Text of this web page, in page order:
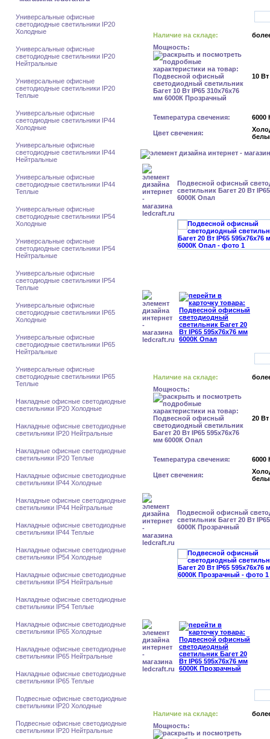
Универсальные офисные
светодиодные светильники IP20
Холодные
Универсальные офисные
светодиодные светильники IP20
Нейтральные
Универсальные офисные
светодиодные светильники IP20
Теплые
Универсальные офисные
светодиодные светильники IP44
Холодные
Универсальные офисные
светодиодные светильники IP44
Нейтральные
Универсальные офисные
светодиодные светильники IP44
Теплые
Универсальные офисные
светодиодные светильники IP54
Холодные
Универсальные офисные
светодиодные светильники IP54
Нейтральные
Универсальные офисные
светодиодные светильники IP54
Теплые
Универсальные офисные
светодиодные светильники IP65
Холодные
Универсальные офисные
светодиодные светильники IP65
Нейтральные
Универсальные офисные
светодиодные светильники IP65
Теплые
Накладные офисные светодиодные
светильники IP20 Холодные
Накладные офисные светодиодные
светильники IP20 Нейтральные
Накладные офисные светодиодные
светильники IP20 Теплые
Накладные офисные светодиодные
светильники IP44 Холодные
Накладные офисные светодиодные
светильники IP44 Нейтральные
Накладные офисные светодиодные
светильники IP44 Теплые
Накладные офисные светодиодные
светильники IP54 Холодные
Накладные офисные светодиодные
светильники IP54 Нейтральные
Накладные офисные светодиодные
светильники IP54 Теплые
Накладные офисные светодиодные
светильники IP65 Холодные
Накладные офисные светодиодные
светильники IP65 Нейтральные
Накладные офисные светодиодные
светильники IP65 Теплые
Подвесные офисные светодиодные
светильники IP20 Холодные
Подвесные офисные светодиодные
светильники IP20 Нейтральные
Наличие на складе:
Мощность:
10 Вт
Температура свечения: 6000
Цвет свечения:
Подвесной офисный
светильник Багет 20 Вт
6000К Опал
Наличие на складе:
Мощность:
20 Вт
Температура свечения: 6000
Цвет свечения:
Подвесной офисный
светильник Багет 20 Вт
6000К Прозрачный
Наличие на складе:
Мощность: